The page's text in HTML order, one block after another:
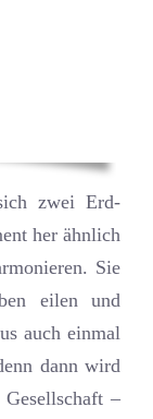
zwei Erd-
her ähnlich
Sie
eilen und
auch einmal
dann wird
–